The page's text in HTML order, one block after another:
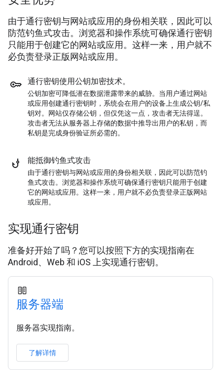
由于通行密钥与网站或应用的身份相关联，因此可以
防范钓鱼式攻击。浏览器和操作系统可确保通行密钥
只能用于创建它的网站或应用。这样一来，用户就不
必负责登录正版网站或应用。
通行密钥使用公钥加密技术。
公钥加密可降低潜在数据泄露带来的威胁。当用户通过网站
或应用创建通行密钥时，系统会在用户的设备上生成公钥/私
钥对。网站仅存储公钥，但仅凭这一点，攻击者无法得逞。
攻击者无法从服务器上存储的数据中推导出用户的私钥，而
私钥是完成身份验证所必需的。
能抵御钓鱼式攻击
由于通行密钥与网站或应用的身份相关联，因此可以防范钓
鱼式攻击。浏览器和操作系统可确保通行密钥只能用于创建
它的网站或应用。这样一来，用户就不必负责登录正版网站
或应用。
实现通行密钥
准备好开始了吗？您可以按照下方的实现指南在
Android、Web 和 iOS 上实现通行密钥。
服务器端
服务器实现指南。
了解详情